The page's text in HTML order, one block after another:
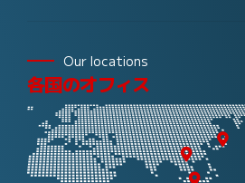
Our locations
各国のオフィス